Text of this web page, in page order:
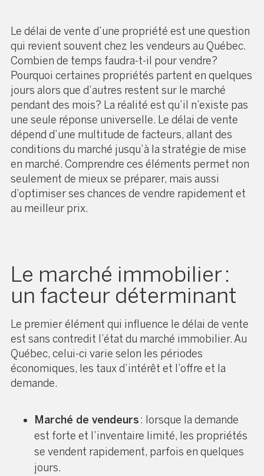
Le délai de vente d’une propriété est une question
qui revient souvent chez les vendeurs au Québec.
Combien de temps faudra-t-il pour vendre?
Pourquoi certaines propriétés partent en quelques
jours alors que d’autres restent sur le marché
pendant des mois? La réalité est qu’il n’existe pas
une seule réponse universelle. Le délai de vente
dépend d’une multitude de facteurs, allant des
conditions du marché jusqu’à la stratégie de mise
en marché. Comprendre ces éléments permet non
seulement de mieux se préparer, mais aussi
d’optimiser ses chances de vendre rapidement et
au meilleur prix.
Le marché immobilier :
un facteur déterminant
Le premier élément qui influence le délai de vente
est sans contredit l’état du marché immobilier. Au
Québec, celui-ci varie selon les périodes
économiques, les taux d’intérêt et l’offre et la
demande.
Marché de vendeurs: lorsque la demande
est forte et l’inventaire limité, les propriétés
se vendent rapidement, parfois en quelques
jours.